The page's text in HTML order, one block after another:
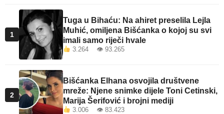
1
Tuga u Bihaću: Na ahiret preselila Lejla
Muhić, omiljena Bišćanka o kojoj su svi
imali samo riječi hvale
3.264 👁 93.265
2
Bišćanka Elhana osvojila društvene
mreže: Njene snimke dijele Toni Cetinski,
Marija Šerifović i brojni mediji
3.006 👁 83.423